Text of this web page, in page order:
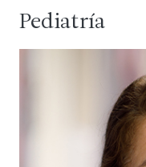
Pediatría